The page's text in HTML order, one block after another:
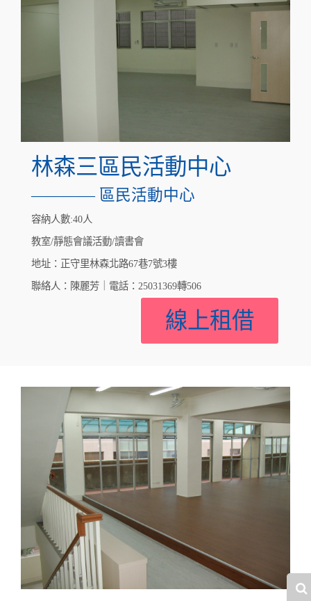
林森三區民活動中心
———— 區民活動中心
容納人數:40人
教室/靜態會議活動/讀書會
地址：正守里林森北路67巷7號3樓
聯絡人：陳麗芳｜電話：25031369轉506
線上租借